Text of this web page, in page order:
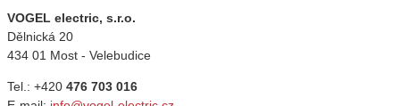
VOGEL electric, s.r.o.
Dělnická 20
434 01 Most - Velebudice
Tel.: +420 476 703 016